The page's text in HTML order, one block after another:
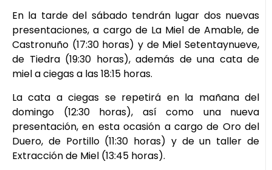
En la tarde del sábado tendrán lugar dos nuevas
presentaciones, a cargo de La Miel de Amable, de
Castronuño (17:30 horas) y de Miel Setentaynueve,
de Tiedra (19:30 horas), además de una cata de
miel a ciegas a las 18:15 horas.
La cata a ciegas se repetirá en la mañana del
domingo (12:30 horas), así como una nueva
presentación, en esta ocasión a cargo de Oro del
Duero, de Portillo (11:30 horas) y de un taller de
Extracción de Miel (13:45 horas).